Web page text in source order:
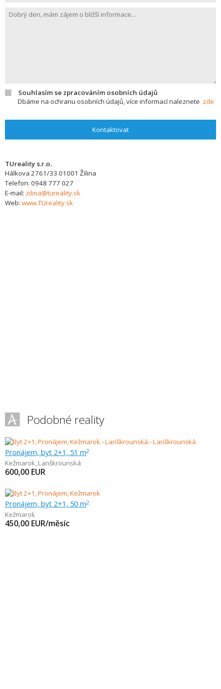
Souhlasím se zpracováním osobních údajů
Dbáme na ochranu osobních údajů, více informací naleznete zde
Kontaktovat
TUreality s.r.o.
Hálkova 2761/33 01001 Žilina
Telefon: 0948 777 027
E-mail: zilina@tureality.sk
Web: www.TUreality.sk
Podobné reality
Pronájem, byt 2+1, 51 m2
Kežmarok, Lanškrounská
600,00 EUR
Pronájem, byt 2+1, 50 m2
Kežmarok
450,00 EUR/měsíc